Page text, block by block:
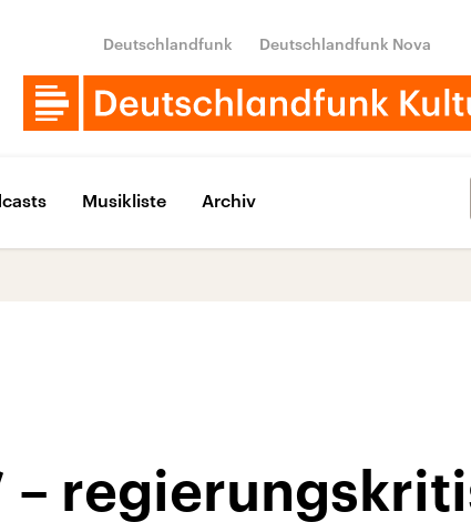
Deutschlandfunk Deutschlandfunk Nova
Musikliste Archiv
–